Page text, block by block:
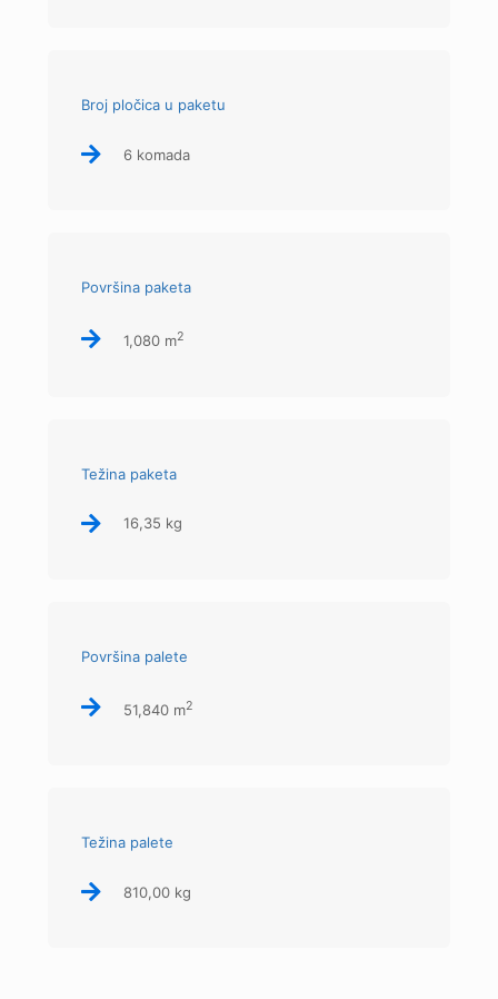
Broj pločica u paketu
6 komada
Površina paketa
1,080 m2
Težina paketa
16,35 kg
Površina palete
51,840 m2
Težina palete
810,00 kg